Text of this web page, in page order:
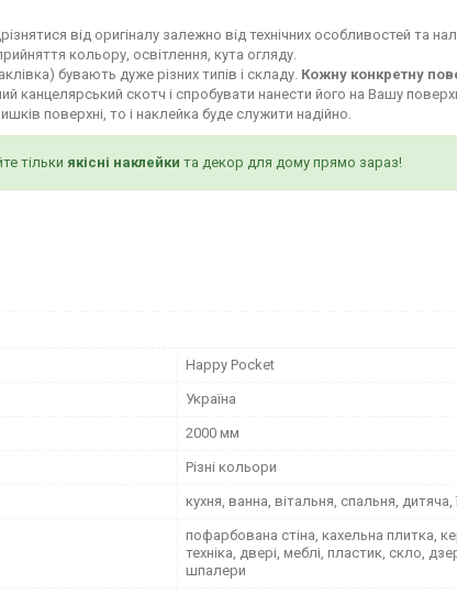
від оригіналу залежно від технічних особливостей та
кольору, освітлення, кута огляду.
бувають дуже різних типів і складу. Кожну конкретну
канцелярський скотч і спробувати нанести його на Вашу
поверхні, то і наклейка буде служити надійно.
тільки якісні наклейки та декор для дому прямо зараз!
Happy Pocket
Україна
2000 мм
Різні кольори
кухня, ванна, вітальня, спальня, дитяча,
пофарбована стіна, кахельна плитка,
техніка, двері, меблі, пластик, скло,
шпалери